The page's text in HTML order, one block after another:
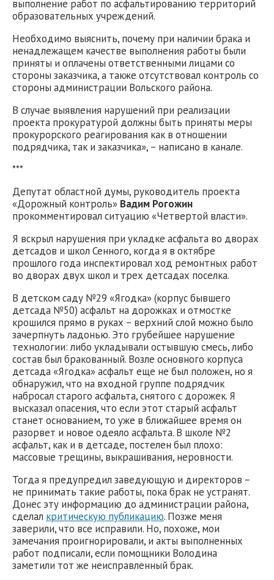
выполнение работ по асфальтированию территорий
образовательных учреждений.
Необходимо выяснить, почему при наличии брака и
ненадлежащем качестве выполнения работы были
приняты и оплачены ответственными лицами со
стороны заказчика, а также отсутствовал контроль со
стороны администрации Вольского района.
В случае выявления нарушений при реализации
проекта прокуратурой должны быть приняты меры
прокурорского реагирования как в отношении
подрядчика, так и заказчика», – написано в канале.
***
Депутат областной думы, руководитель проекта
«Дорожный контроль» Вадим Рогожин
прокомментировал ситуацию «Четвертой власти».
Я вскрыл нарушения при укладке асфальта во дворах
детсадов и школ Сенного, когда я в октябре
прошлого года инспектировал ход ремонтных работ
во дворах двух школ и трех детсадах поселка.
В детском саду №29 «Ягодка» (корпус бывшего
детсада №50) асфальт на дорожках и отмостке
крошился прямо в руках – верхний слой можно было
зачерпнуть ладонью. Это грубейшее нарушение
технологии: либо укладывали остывшую смесь, либо
состав был бракованный. Возле основного корпуса
детсада «Ягодка» асфальт еще не был положен, но я
обнаружил, что на входной группе подрядчик
набросал старого асфальта, снятого с дорожек. Я
высказал опасения, что если этот старый асфальт
станет основанием, то уже в ближайшее время он
разорвет и новое одеяло асфальта. В школе №2
асфальт, как и в детсаде, постелен был плохо:
массовые трещины, выкрашивания, неровности.
Тогда я предупредил заведующую и директоров –
не принимать такие работы, пока брак не устранят.
Донес эту информацию до администрации района,
сделал критическую публикацию. Позже меня
заверили, что все исправили. Но, похоже, мои
замечания проигнорировали, и акты выполненных
работ подписали, если помощники Володина
заметили тот же неисправленный брак.